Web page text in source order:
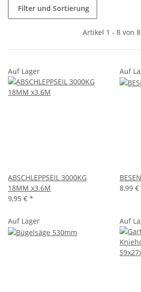
Filter und Sortierung
Artikel 1 - 8 von 8
Auf Lager
ABSCHLEPPSEIL 3000KG
18MM x3.6M
9,95 € *
Auf
8,99 €
Auf Lager Auf